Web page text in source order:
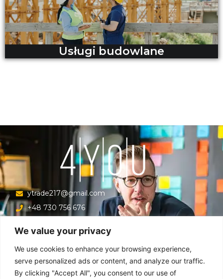
We value your privacy
We use cookies to enhance your browsing experience,
serve personalized ads or content, and analyze our traffic.
By clicking "Accept All", you consent to our use of
Usługi budowlane
ytrade217@gmail.com
+48 730 756 676
Menu
Główna